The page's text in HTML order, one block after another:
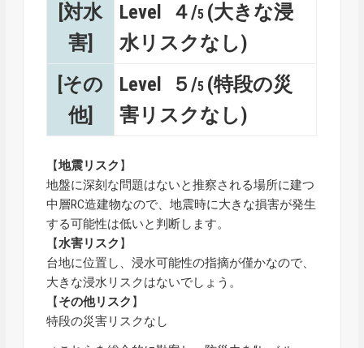
[対水
害]
Level ４/5 (大きな浸
水リスクなし)
[その
他]
Level ５/5 (特段の災
害リスクなし)
【地震リスク 】
地盤に深刻な問題はないと推察される場所に建つ
中層RC造建物なので、地震時に大きな損害が発生
する可能性は低いと判断します。
【水害リスク 】
台地に位置し、浸水可能性の指摘が僅かなので、
大きな浸水リスクはないでしょう。
【その他リスク 】
特段の災害リスクなし